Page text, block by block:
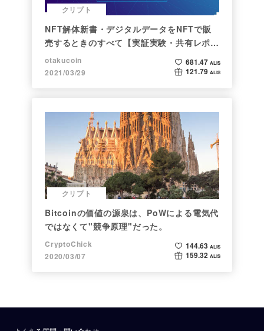
クリプト
NFT解体新書・デジタルデータをNFTで販
売するときのすべて【実証実験・共有レポー
ト】
otakucoin
2021/03/29
681.47 ALIS
121.79 ALIS
クリプト
Bitcoinの価値の源泉は、PoWによる電気代
ではなくて"競争原理"だった。
CryptoChick
2020/03/07
144.63 ALIS
159.32 ALIS